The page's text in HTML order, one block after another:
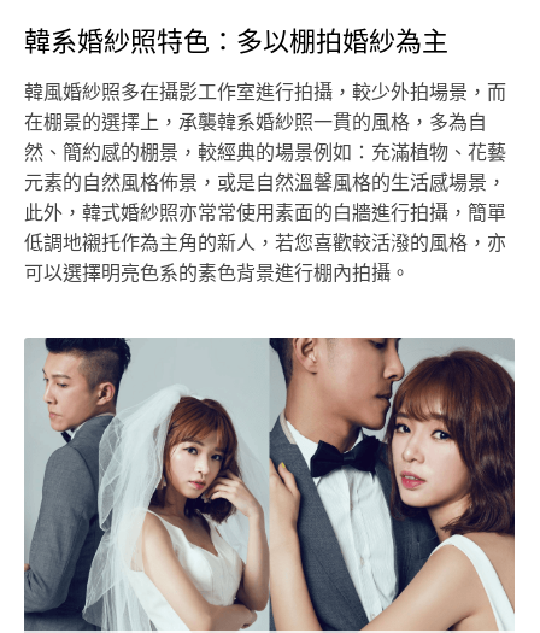
韓系婚紗照特色：多以棚拍婚紗為主
韓風婚紗照多在攝影工作室進行拍攝，較少外拍場景，而
在棚景的選擇上，承襲韓系婚紗照一貫的風格，多為自
然、簡約感的棚景，較經典的場景例如：充滿植物、花藝
元素的自然風格佈景，或是自然溫馨風格的生活感場景，
此外，韓式婚紗照亦常常使用素面的白牆進行拍攝，簡單
低調地襯托作為主角的新人，若您喜歡較活潑的風格，亦
可以選擇明亮色系的素色背景進行棚內拍攝。